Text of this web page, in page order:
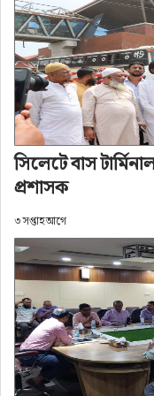
একটি ইতিবাচক ও
কেন্দ্রভিত্তিক
ও তাদের
আচরণ, পারস্পরিক
নির্বাচনকে করেছে
আইনশৃঙ্খলা
নিয়ন্ত্রণে। কোথাও
পরিস্থিতির সৃষ্টি
চ্যালেঞ্জের মুখে
বিশেষ করে সিলেট
পরিবেশে নির্বাচন
মানুষের দীর্ঘদিনের
সিলেটে বাস
প্রশাসক
৩ সপ্তাহ আগে